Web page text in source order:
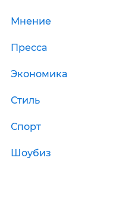
Мнение
Пресса
Экономика
Стиль
Спорт
Шоубиз